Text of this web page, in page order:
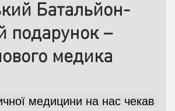
Події Коронавірус
Батальйон-
подарунок –
медика
медицини на нас чекав